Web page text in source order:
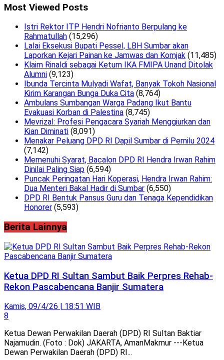
Most Viewed Posts
Istri Rektor ITP Hendri Nofrianto Berpulang ke
Rahmatullah (15,296)
Lalai Eksekusi Bupati Pessel, LBH Sumbar akan
Laporkan Kejari Painan ke Jamwas dan Komjak (11,485)
Klaim Rinaldi sebagai Ketum IKA FMIPA Unand Ditolak
Alumni (9,123)
Ibunda Tercinta Mulyadi Wafat, Banyak Tokoh Nasional
Kirim Karangan Bunga Duka Cita (8,764)
Ambulans Sumbangan Warga Padang Ikut Bantu
Evakuasi Korban di Palestina (8,745)
Mevrizal: Profesi Pengacara Syariah Menggiurkan dan
Kian Diminati (8,091)
Menakar Peluang DPD RI Dapil Sumbar di Pemilu 2024
(7,142)
Memenuhi Syarat, Bacalon DPD RI Hendra Irwan Rahim
Dinilai Paling Siap (6,594)
Puncak Peringatan Hari Koperasi, Hendra Irwan Rahim:
Dua Menteri Bakal Hadir di Sumbar (6,550)
DPD RI Bentuk Pansus Guru dan Tenaga Kependidikan
Honorer (5,593)
Berita Lainnya
Ketua DPD RI Sultan Sambut Baik Perpres Rehab-
Rekon Pascabencana Banjir Sumatera
Kamis, 09/4/26 | 18:51 WIB
8
Ketua Dewan Perwakilan Daerah (DPD) RI Sultan Baktiar
Najamudin. (Foto : Dok) JAKARTA, AmanMakmur ---Ketua
Dewan Perwakilan Daerah (DPD) RI...